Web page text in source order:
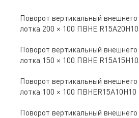
Поворот вертикальный
лотка 200 × 100 ПВНЕ R15A20H10
Поворот вертикальный
лотка 150 × 100 ПВНЕ R15A15H10
Поворот вертикальный
лотка 100 × 100 ПВНЕR15A10H10
Поворот вертикальный